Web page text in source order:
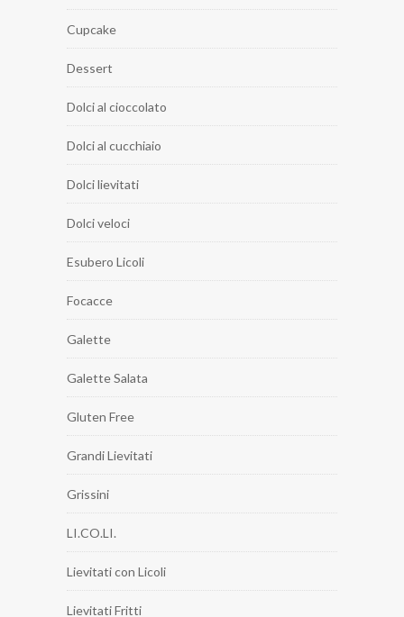
Cupcake
Dessert
Dolci al cioccolato
Dolci al cucchiaio
Dolci lievitati
Dolci veloci
Esubero Licoli
Focacce
Galette
Galette Salata
Gluten Free
Grandi Lievitati
Grissini
LI.CO.LI.
Lievitati con Licoli
Lievitati Fritti